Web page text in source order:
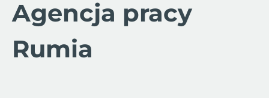
Agencja pracy
Rumia